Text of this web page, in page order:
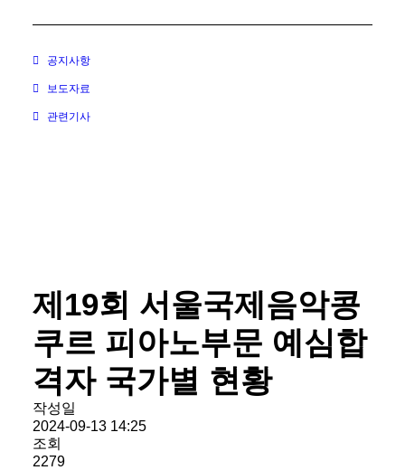
공지사항
보도자료
관련기사
제19회 서울국제음악콩
쿠르 피아노부문 예심합
격자 국가별 현황
작성일
2024-09-13 14:25
조회
2279